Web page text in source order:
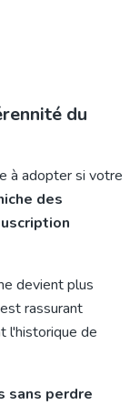
du
à adopter si votre
des
devient plus
rassurant
l'historique de
sans perdre